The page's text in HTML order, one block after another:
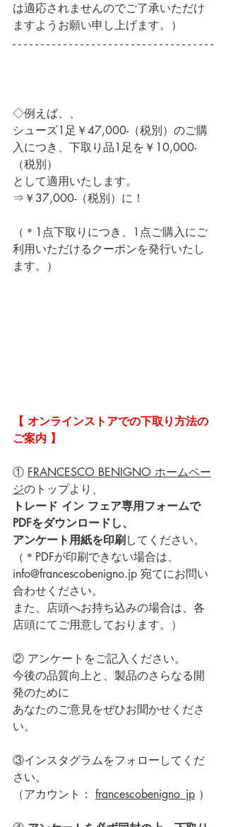
は適応されませんのでご了承いただけ
ますようお願い申し上げます。）
◇例えば、、
シューズ1足￥47,000-（税別）のご購
入につき、下取り品1足を￥10,000-
（税別）
として適用いたします。
⇒￥37,000-（税別）に！
（＊1点下取りにつき、1点ご購入にご
利用いただけるクーポンを発行いたし
ます。）
【 オンラインストアでの下取り方法の
ご案内 】
① FRANCESCO BENIGNO ホームペー
ジのトップより、
トレード イン フェア専用フォームで
PDFをダウンロードし、
アンケート用紙を印刷してください。
（ ＊PDFが印刷できない場合は、
info@francescobenigno.jp 宛てにお問い
合わせください。
また、店頭へお持ち込みの場合は、各
店頭にてご用意しております。）
② アンケートをご記入ください。
今後の品質向上と、製品のさらなる開
発のために
あなたのご意見をぜひお聞かせくださ
い。
③インスタグラムをフォローしてくだ
さい。
（アカウント： francescobenigno_jp ）